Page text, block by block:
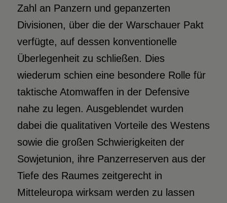
Zahl an Panzern und gepanzerten
Divisionen, über die der Warschauer Pakt
verfügte, auf dessen konventionelle
Überlegenheit zu schließen. Dies
wiederum schien eine besondere Rolle für
taktische Atomwaffen in der Defensive
nahe zu legen. Ausgeblendet wurden
dabei die qualitativen Vorteile des Westens
sowie die großen Schwierigkeiten der
Sowjetunion, ihre Panzerreserven aus der
Tiefe des Raumes zeitgerecht in
Mitteleuropa wirksam werden zu lassen